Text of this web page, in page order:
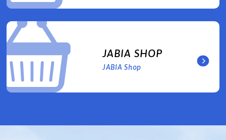
JABIA SHOP
JABIA Shop